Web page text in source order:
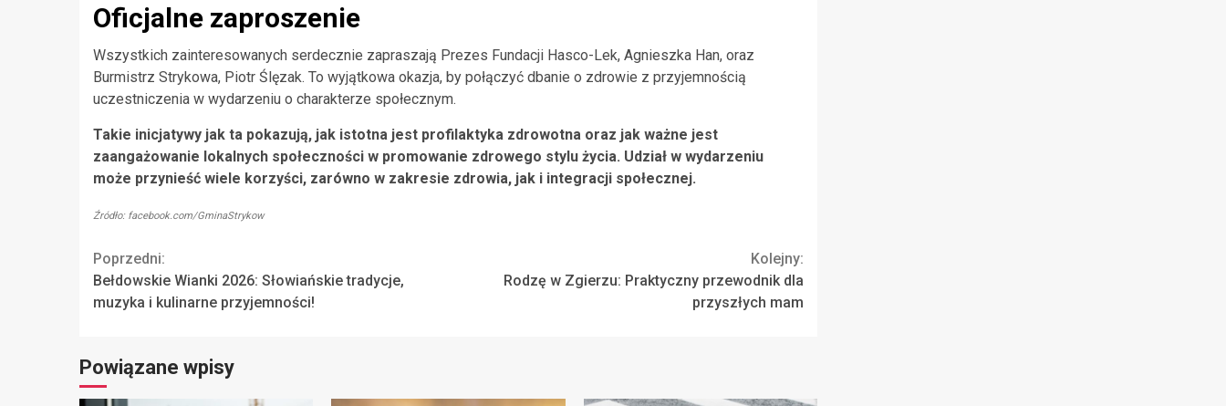
Oficjalne zaproszenie
Wszystkich zainteresowanych serdecznie zapraszają Prezes Fundacji Hasco-Lek, Agnieszka Han, oraz
Burmistrz Strykowa, Piotr Ślęzak. To wyjątkowa okazja, by połączyć dbanie o zdrowie z przyjemnością
uczestniczenia w wydarzeniu o charakterze społecznym.
Takie inicjatywy jak ta pokazują, jak istotna jest profilaktyka zdrowotna oraz jak ważne jest
zaangażowanie lokalnych społeczności w promowanie zdrowego stylu życia. Udział w wydarzeniu
może przynieść wiele korzyści, zarówno w zakresie zdrowia, jak i integracji społecznej.
Źródło: facebook.com/GminaStrykow
Continue
Reading
Poprzedni:
Bełdowskie Wianki 2026: Słowiańskie tradycje,
muzyka i kulinarne przyjemności!
Kolejny:
Rodzę w Zgierzu: Praktyczny przewodnik dla
przyszłych mam
Powiązane wpisy